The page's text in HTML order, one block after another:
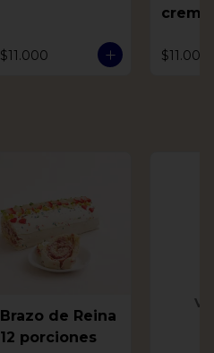
$11.000
crema
$11.000
Brazo de Reina
12 porciones